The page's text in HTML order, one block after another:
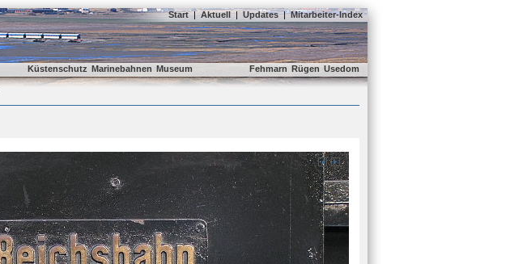
Start | Aktuell | Updates | Mitarbeiter-Index
Küstenschutz Marinebahnen Museum Fehmarn Rügen Usedom